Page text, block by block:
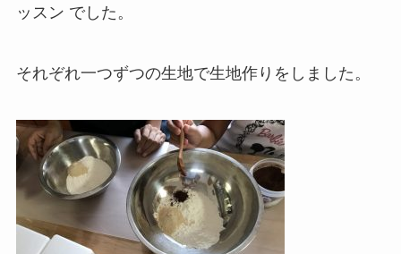
ッスン でした。
それぞれ一つずつの生地で生地作りをしました。